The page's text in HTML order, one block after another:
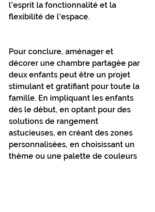
l'esprit la fonctionnalité et la
flexibilité de l'espace.
Pour conclure, aménager et
décorer une chambre partagée par
deux enfants peut être un projet
stimulant et gratifiant pour toute la
famille. En impliquant les enfants
dès le début, en optant pour des
solutions de rangement
astucieuses, en créant des zones
personnalisées, en choisissant un
thème ou une palette de couleurs